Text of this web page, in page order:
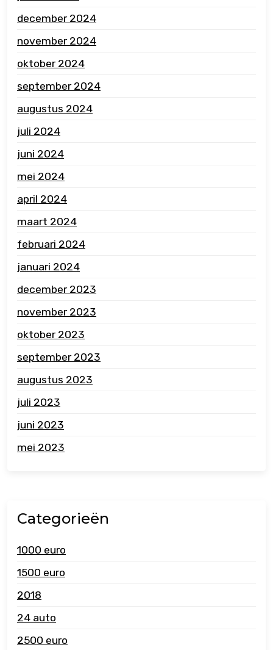
december 2024
november 2024
oktober 2024
september 2024
augustus 2024
juli 2024
juni 2024
mei 2024
april 2024
maart 2024
februari 2024
januari 2024
december 2023
november 2023
oktober 2023
september 2023
augustus 2023
juli 2023
juni 2023
mei 2023
Categorieën
1000 euro
1500 euro
2018
24 auto
2500 euro